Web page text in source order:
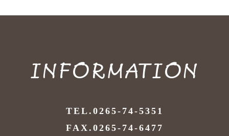
INFORMATION
TEL.0265-74-5351
FAX.0265-74-6477